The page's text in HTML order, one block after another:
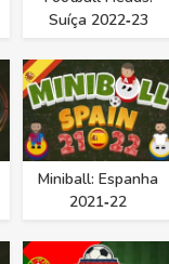
Suíça 2022‑23
Miniball: Espanha
2021‑22